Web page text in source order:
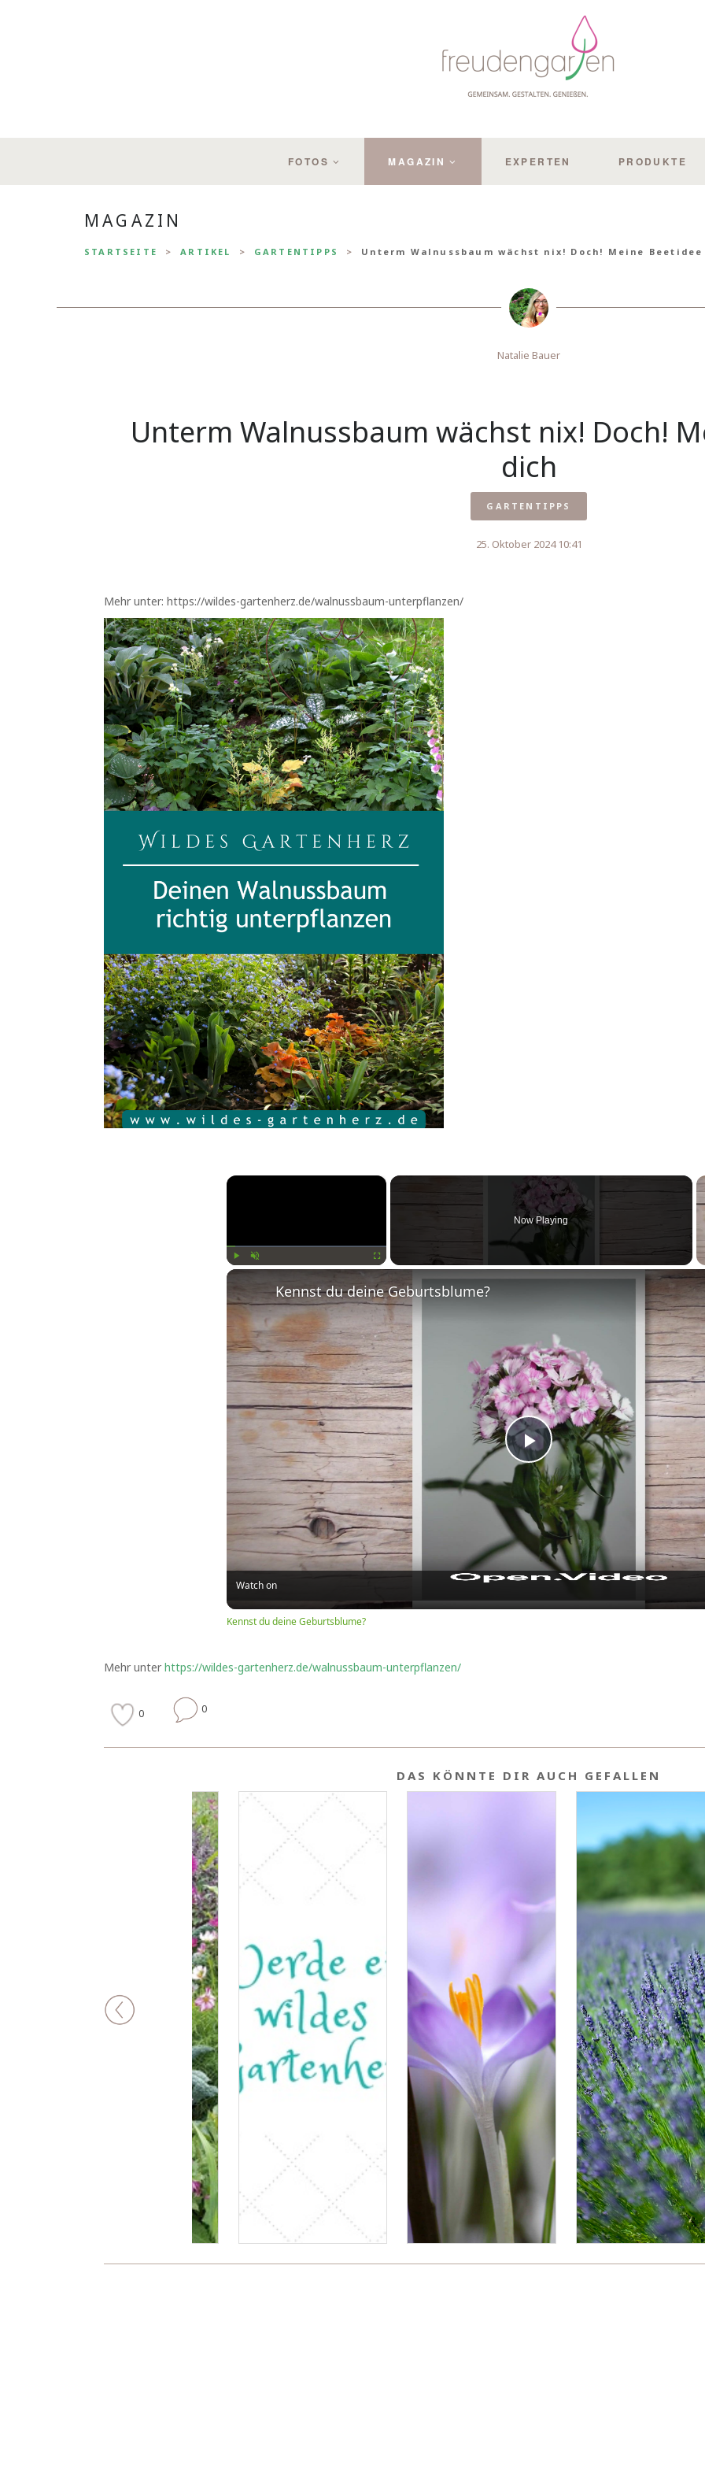
FOTOS MAGAZIN EXPERTEN PRODUKTE
MAGAZIN
STARTSEITE ARTIKEL GARTENTIPPS Unterm Walnussbaum wächst nix! Doch! Meine
Natalie Bauer
Unterm Walnussbaum wächst nix! Doch!
dich
GARTENTIPPS
25. Oktober 2024 10:41
Mehr unter: https://wildes-gartenherz.de/walnussbaum-unterpflanzen/
×
Now Playing
Play
Video
Kennst du deine Geburtsblume?
Watch on
Kennst du deine Geburtsblume?
Mehr unter https://wildes-gartenherz.de/walnussbaum-unterpflanzen/
0 0
DAS KÖNNTE DIR AUCH GEFALLEN